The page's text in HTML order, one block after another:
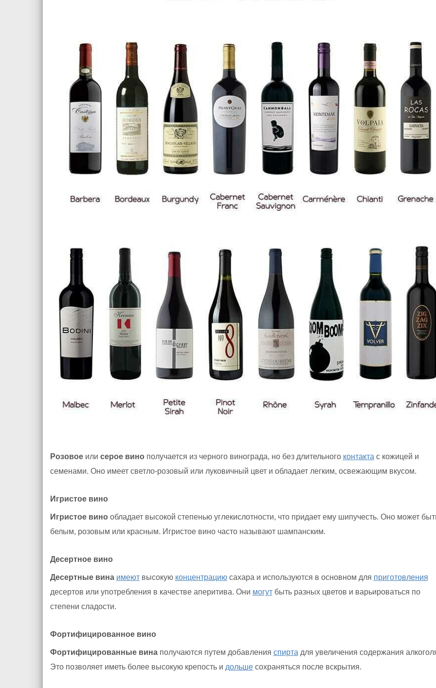
Розовоеили серое винополучается из черного винограда, но без длительного контакта с кожицей и
семенами. Оно имеет светло-розовый или луковичный цвет и обладает легким, освежающим вкусом.
Игристое вино
Игристое винообладает высокой степенью углекислотности, что придает ему шипучесть. Оно может
белым, розовым или красным. Игристое вино часто называют шампанским.
Десертное вино
Десертные вина имеютвысокую концентрациюсахара и используются в основном для приготовления
десертов или употребления в качестве аперитива. Они могутбыть разных цветов и варьироваться по
степени сладости.
Фортифицированное вино
Фортифицированные винаполучаются путем добавления спирта для увеличения содержания
Это позволяет иметь более высокую крепость и дольшесохраняться после вскрытия.